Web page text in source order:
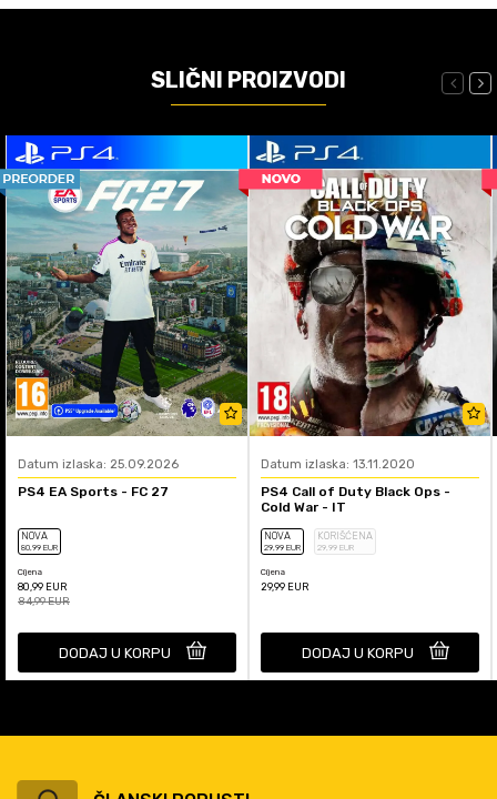
SLIČNI PROIZVODI
Datum izlaska: 25.09.2026
PS4 EA Sports - FC 27
NOVA
80,99 EUR
Cijena
80,99 EUR
84,99EUR
DODAJ U KORPU
Datum izlaska: 13.11.2020
PS4 Call of Duty Black Ops -
Cold War - IT
NOVA
29,99 EUR
KORIŠĆENA
29,99 EUR
Cijena
29,99 EUR
DODAJ U KORPU